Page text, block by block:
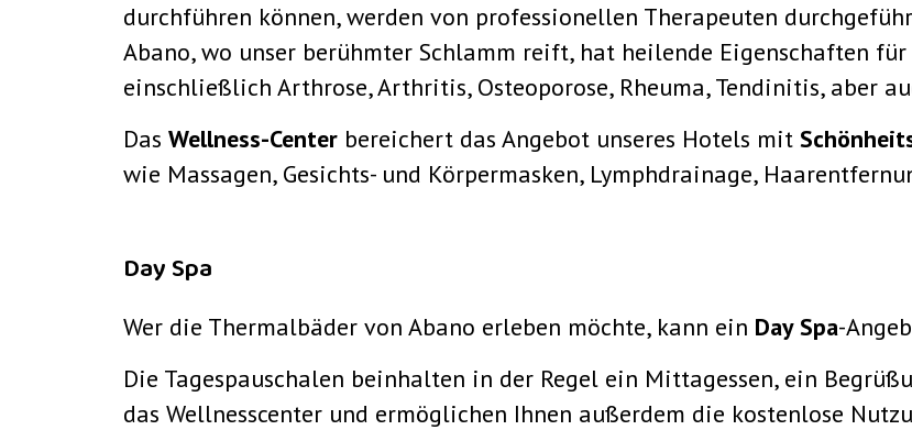
durchführen können, werden von professionellen Therapeuten
Abano, wo unser berühmter Schlamm reift, hat heilende Eigenschaften
einschließlich Arthrose, Arthritis, Osteoporose, Rheuma, Tendinitis, aber
Das Wellness-Center bereichert das Angebot unseres Hotels mit
wie Massagen, Gesichts- und Körpermasken, Lymphdrainage,
Day Spa
Wer die Thermalbäder von Abano erleben möchte, kann ein Day Spa-
Die Tagespauschalen beinhalten in der Regel ein Mittagessen, ein
das Wellnesscenter und ermöglichen Ihnen außerdem die kostenlose